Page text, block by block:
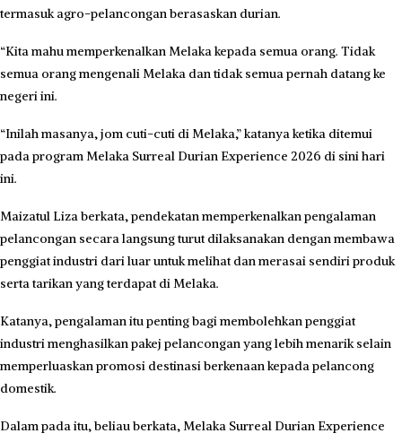
termasuk agro-pelancongan berasaskan durian.
“Kita mahu memperkenalkan Melaka kepada semua orang. Tidak
semua orang mengenali Melaka dan tidak semua pernah datang ke
negeri ini.
“Inilah masanya, jom cuti-cuti di Melaka,” katanya ketika ditemui
pada program Melaka Surreal Durian Experience 2026 di sini hari
ini.
Maizatul Liza berkata, pendekatan memperkenalkan pengalaman
pelancongan secara langsung turut dilaksanakan dengan membawa
penggiat industri dari luar untuk melihat dan merasai sendiri produk
serta tarikan yang terdapat di Melaka.
Katanya, pengalaman itu penting bagi membolehkan penggiat
industri menghasilkan pakej pelancongan yang lebih menarik selain
memperluaskan promosi destinasi berkenaan kepada pelancong
domestik.
Dalam pada itu, beliau berkata, Melaka Surreal Durian Experience